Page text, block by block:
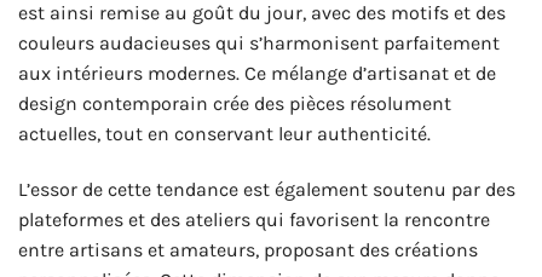
est ainsi remise au goût du jour, avec des motifs et des
couleurs audacieuses qui s’harmonisent parfaitement
aux intérieurs modernes. Ce mélange d’artisanat et de
design contemporain crée des pièces résolument
actuelles, tout en conservant leur authenticité.
L’essor de cette tendance est également soutenu par des
plateformes et des ateliers qui favorisent la rencontre
entre artisans et amateurs, proposant des créations